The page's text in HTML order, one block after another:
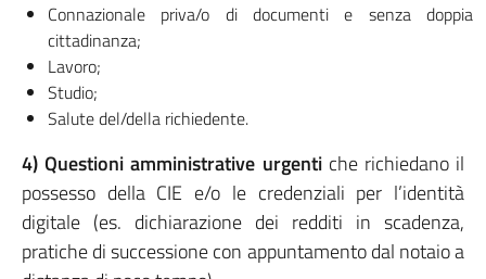
Connazionale priva/o di documenti e senza doppia
cittadinanza;
Lavoro;
Studio;
Salute del/della richiedente.
4)Questioni amministrative urgenti che richiedano il
possesso della CIE e/o le credenziali per l’identità
digitale (es. dichiarazione dei redditi in scadenza,
pratiche di successione con appuntamento dal notaio a